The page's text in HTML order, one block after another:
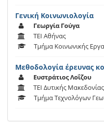
Γενική Κοινωνιολογία
Γεωργία Γούγα
ΤΕΙ Αθήνας
Τμήμα Κοινωνικής
Μεθοδολογία έρευνας
Ευστράτιος Λοΐζου
ΤΕΙ Δυτικής Μακεδονίας
Τμήμα Τεχνολόγων